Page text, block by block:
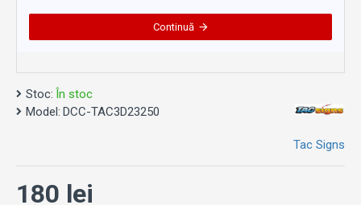
Continuă
Stoc: În stoc
Model: DCC-TAC3D23250
Tac Signs
180 lei